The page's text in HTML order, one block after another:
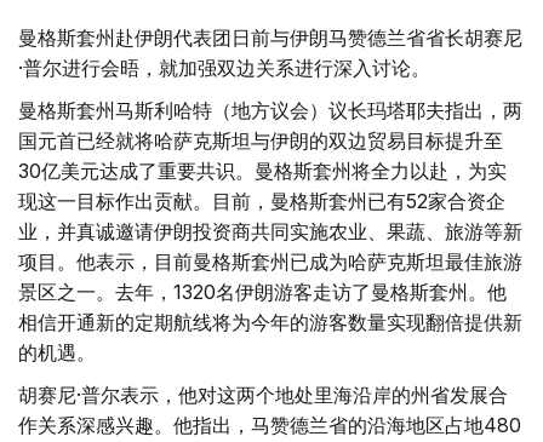
曼格斯套州赴伊朗代表团日前与伊朗马赞德兰省省长胡赛尼
·普尔进行会晤，就加强双边关系进行深入讨论。
曼格斯套州马斯利哈特（地方议会）议长玛塔耶夫指出，两
国元首已经就将哈萨克斯坦与伊朗的双边贸易目标提升至
30亿美元达成了重要共识。曼格斯套州将全力以赴，为实
现这一目标作出贡献。目前，曼格斯套州已有52家合资企
业，并真诚邀请伊朗投资商共同实施农业、果蔬、旅游等新
项目。他表示，目前曼格斯套州已成为哈萨克斯坦最佳旅游
景区之一。去年，1320名伊朗游客走访了曼格斯套州。他
相信开通新的定期航线将为今年的游客数量实现翻倍提供新
的机遇。
胡赛尼·普尔表示，他对这两个地处里海沿岸的州省发展合
作关系深感兴趣。他指出，马赞德兰省的沿海地区占地480